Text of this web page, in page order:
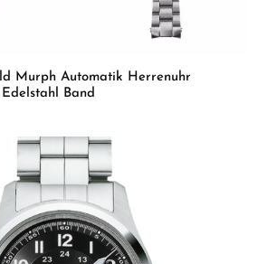
Murph Automatik Herrenuhr
Band